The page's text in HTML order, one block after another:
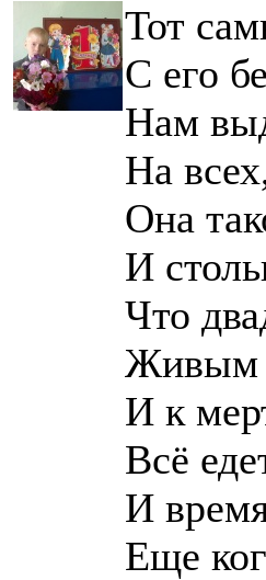
Тот
С его
Нам
На
Она
И
Что
Живым
И к
Всё
И
Еще